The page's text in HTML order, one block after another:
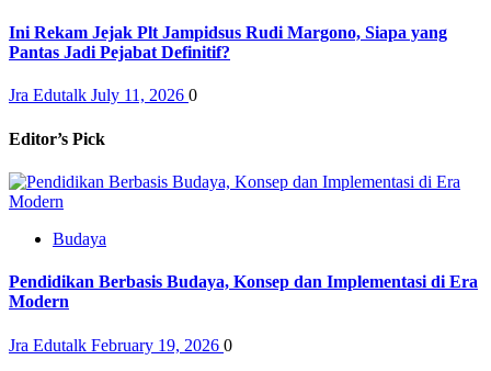
Ini Rekam Jejak Plt Jampidsus Rudi Margono, Siapa yang
Pantas Jadi Pejabat Definitif?
Jra Edutalk July 11, 2026 0
Editor’s Pick
Budaya
Pendidikan Berbasis Budaya, Konsep dan Implementasi di Era
Modern
Jra Edutalk February 19, 2026 0